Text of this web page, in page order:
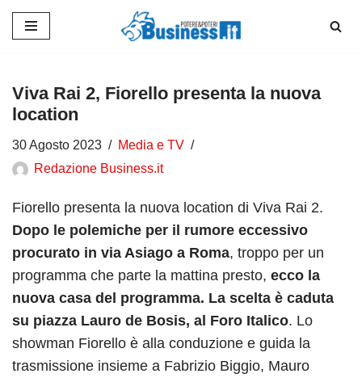
contenuto
Viva Rai 2, Fiorello presenta la nuova
location
30 Agosto 2023
Media e TV
Redazione Business.it
Fiorello presenta la nuova location di Viva Rai 2.
Dopo le polemiche per il rumore eccessivo
procurato in via Asiago a Roma, troppo per un
programma che parte la mattina presto, ecco la
nuova casa del programma. La scelta è caduta
su piazza Lauro de Bosis, al Foro Italico. Lo
showman Fiorello è alla conduzione e guida la
trasmissione insieme a Fabrizio Biggio, Mauro